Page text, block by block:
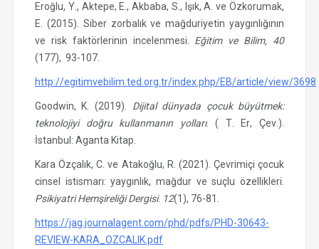
Eroğlu, Y., Aktepe, E., Akbaba, S., Işık, A. ve Özkorumak,
E. (2015). Siber zorbalık ve mağduriyetin yaygınlığının
ve risk faktörlerinin incelenmesi. Eğitim ve Bilim, 40
(177), 93-107.
http://egitimvebilim.ted.org.tr/index.php/EB/article/view/3698
Goodwin, K. (2019). Dijital dünyada çocuk büyütmek:
teknolojiyi doğru kullanmanın yolları. ( T. Er, Çev.).
İstanbul: Aganta Kitap.
Kara Özçalık, C. ve Atakoğlu, R. (2021). Çevrimiçi çocuk
cinsel istismarı: yaygınlık, mağdur ve suçlu özellikleri.
Psikiyatri Hemşireliği Dergisi. 12(1), 76-81.
https://jag.journalagent.com/phd/pdfs/PHD-30643-
REVIEW-KARA_OZCALIK.pdf